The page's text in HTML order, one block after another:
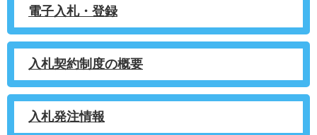
電子入札・登録
入札契約制度の概要
入札発注情報